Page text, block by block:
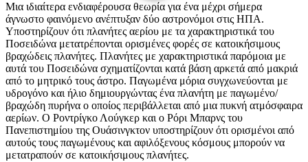
Μια ιδιαίτερα ενδιαφέρουσα θεωρία για ένα μέχρι σήμερα
άγνωστο φαινόμενο ανέπτυξαν δύο αστρονόμοι στις ΗΠΑ.
Υποστηρίζουν ότι πλανήτες αερίου με τα χαρακτηριστικά του
Ποσειδώνα μετατρέπονται ορισμένες φορές σε κατοικήσιμους
βραχώδεις πλανήτες. Πλανήτες με χαρακτηριστικά παρόμοια με
αυτά του Ποσειδώνα σχηματίζονται κατά βάση αρκετά από μακριά
από το μητρικό τους άστρο. Παγωμένα μόρια συγχωνεύονται με
υδρογόνο και ήλιο δημιουργώντας ένα πλανήτη με παγωμένο/
βραχώδη πυρήνα ο οποίος περιβάλλεται από μια πυκνή ατμόσφαιρα
αερίων. Ο Ροντρίγκο Λούγκερ και ο Ρόρι Μπαρνς του
Πανεπιστημίου της Ουάσινγκτον υποστηρίζουν ότι ορισμένοι από
αυτούς τους παγωμένους και αφιλόξενους κόσμους μπορούν να
μετατραπούν σε κατοικήσιμους πλανήτες.